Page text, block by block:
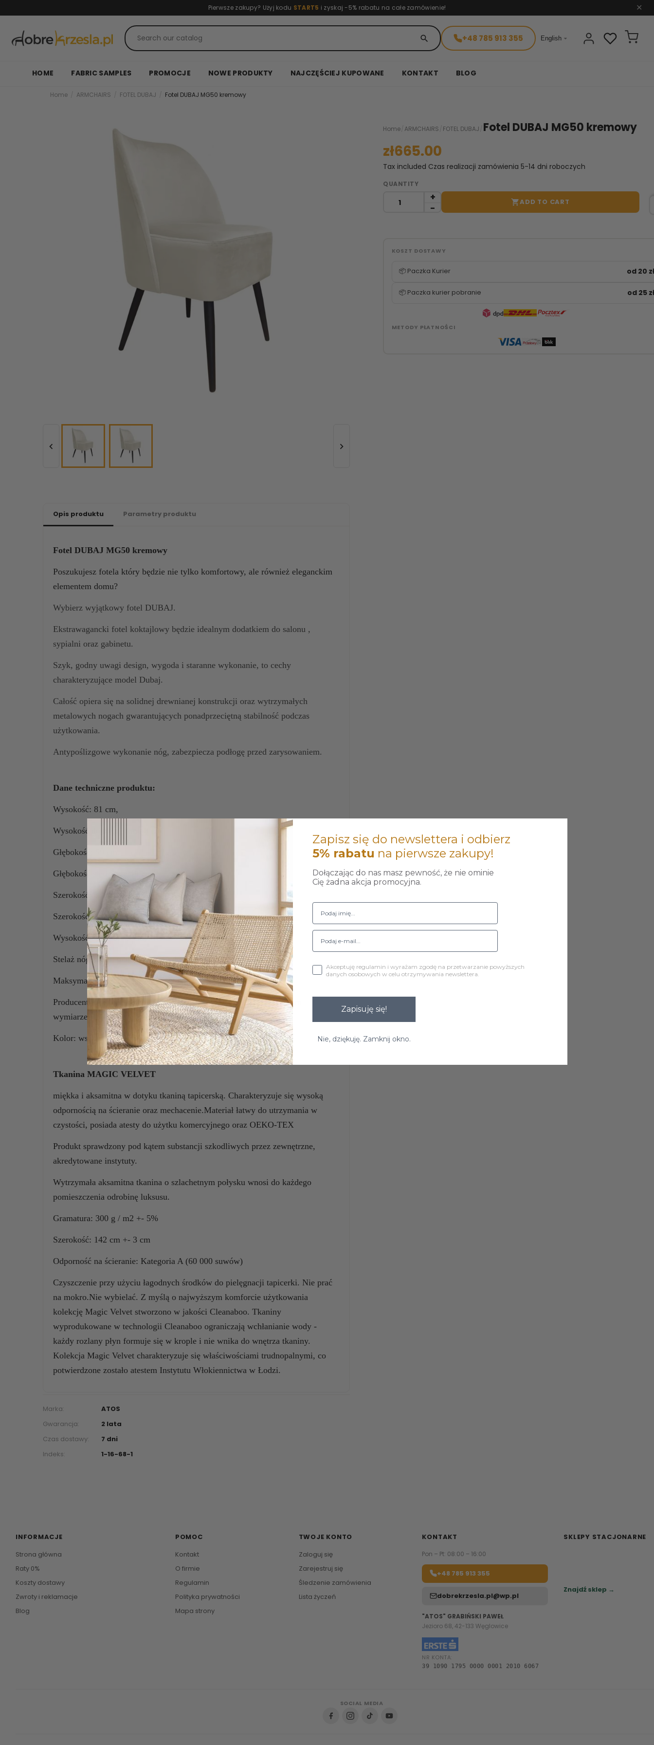
Pierwsze zakupy? Użyj kodu START5 i zyskaj -5% rabatu na całe zamówienie! ✕
search +48 785 913 355 English 
HOME FABRIC SAMPLES PROMOCJE NOWE PRODUKTY NAJCZĘŚCIEJ KUPOWANE KONTAKT BLOG
Home ARMCHAIRS FOTEL DUBAJ Fotel DUBAJ MG50 kremowy
 
Home ARMCHAIRS FOTEL DUBAJ Fotel DUBAJ MG50 kremowy
zł665.00
Tax included Czas realizacji zamówienia 5-14 dni roboczych
QUANTITY
ADD TO CART
KOSZT DOSTAWY
📦 Paczka Kurier od 20
📦 Paczka kurier pobranie od 25
METODY PŁATNOŚCI
Opis produktu Parametry produktu
Fotel DUBAJ MG50 kremowy
Poszukujesz fotela który będzie nie tylko komfortowy, ale również eleganckim
elementem domu?
Wybierz wyjątkowy fotel DUBAJ.
Ekstrawagancki fotel koktajlowy będzie idealnym dodatkiem do salonu ,
sypialni oraz gabinetu.
Szyk, godny uwagi design, wygoda i staranne wykonanie, to cechy
charakteryzujące model Dubaj.
Całość opiera się na solidnej drewnianej konstrukcji oraz wytrzymałych
metalowych nogach gwarantujących ponadprzeciętną stabilność podczas
użytkowania.
Antypoślizgowe wykonanie nóg, zabezpiecza podłogę przed zarysowaniem.
Dane techniczne produktu:
Wysokość: 81 cm,
Wysokość do siedziska: 48 cm,
Głębokość: 59 cm,
Głębokość siedziska: 48 cm,
Szerokość: 53 cm,
Szerokość siedziska: 48 cm ,
Wysokość oparcia: 38 cm,
Stelaż nóg: metal malowany proszkowo w kolorze czarnym
Maksymalna waga obciążenia: 120 kg.
Producent zastrzega możliwość wystąpienia różnic +/-3 cm w każdym
wymiarze.
Kolor: wszystkie kolory tkanin dostępne z wzornika.
Tkanina MAGIC VELVET
miękka i aksamitna w dotyku tkaniną tapicerską. Charakteryzuje się wysoką
odpornością na ścieranie oraz mechacenie.Materiał łatwy do utrzymania w
czystości, posiada atesty do użytku komercyjnego oraz OEKO-TEX
Produkt sprawdzony pod kątem substancji szkodliwych przez zewnętrzne,
akredytowane instytuty.
Wytrzymała aksamitna tkanina o szlachetnym połysku wnosi do każdego
pomieszczenia odrobinę luksusu.
Gramatura: 300 g / m2 +- 5%
Szerokość: 142 cm +- 3 cm
Odporność na ścieranie: Kategoria A (60 000 suwów)
Czyszczenie przy użyciu łagodnych środków do pielęgnacji tapicerki. Nie prać
na mokro.Nie wybielać. Z myślą o najwyższym komforcie użytkowania
kolekcję Magic Velvet stworzono w jakości Cleanaboo. Tkaniny
wyprodukowane w technologii Cleanaboo ograniczają wchłanianie wody -
każdy rozlany płyn formuje się w krople i nie wnika do wnętrza tkaniny.
Kolekcja Magic Velvet charakteryzuje się właściwościami trudnopalnymi, co
potwierdzone zostało atestem Instytutu Włokiennictwa w Łodzi.
Marka:
ATOS
Gwarancja:
2 lata
Czas dostawy:
7 dni
Indeks:
1-16-68-1
INFORMACJE
Strona główna
Raty 0%
Koszty dostawy
Zwroty i reklamacje
Blog
POMOC
Kontakt
O firmie
Regulamin
Polityka prywatności
Mapa strony
TWOJE KONTO
Zaloguj się
Zarejestruj się
Śledzenie zamówienia
Lista życzeń
KONTAKT
Pon – Pt: 08:00 – 16:00
+48 785 913 355
dobrekrzesla.pl@wp.pl
"ATOS" GRABIŃSKI PAWEŁ
Jezioro 68, 42-133 Węglowice
NR KONTA:
39 1090 1795 0000 0001 2010 6067
SKLEPY STACJONARNE
Znajdź sklep →
SOCIAL MEDIA
Zapisz się do newslettera i odbierz
5% rabatu na pierwsze zakupy!
Dołączając do nas masz pewność, że nie ominie
Cię żadna akcja promocyjna.
Akceptuję regulamin i wyrażam zgodę na przetwarzanie powyższych
danych osobowych w celu otrzymywania newslettera.
Zapisuję się!
Nie, dziękuję. Zamknij okno.